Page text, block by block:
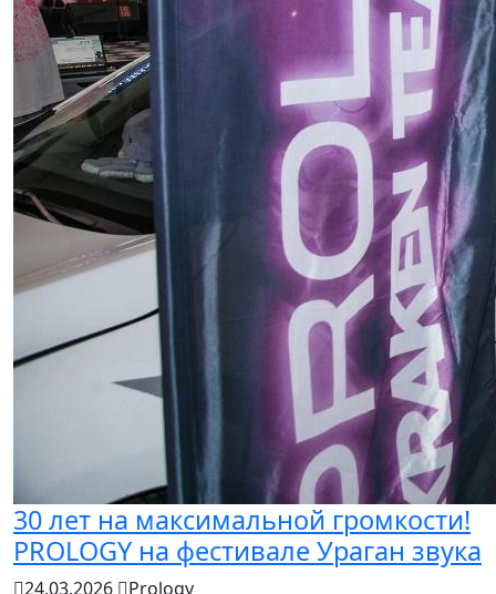
30 лет на максимальной громкости!
PROLOGY на фестивале Ураган звука
24.03.2026
Prology